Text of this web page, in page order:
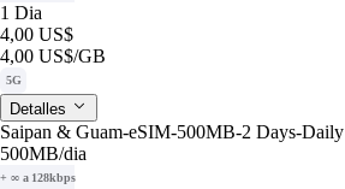
1 Dia
4,00 US$
4,00 US$/GB
5G
Detalles
Saipan & Guam-eSIM-500MB-2 Days-Daily
500MB/dia
+ ∞ a 128kbps